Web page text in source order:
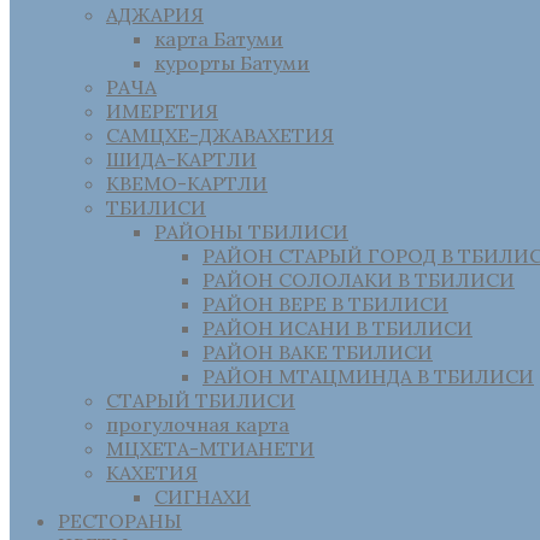
АДЖАРИЯ
карта Батуми
курорты Батуми
РАЧА
ИМЕРЕТИЯ
САМЦХЕ-ДЖАВАХЕТИЯ
ШИДА-КАРТЛИ
КВЕМО-КАРТЛИ
ТБИЛИСИ
РАЙОНЫ ТБИЛИСИ
РАЙОН СТАРЫЙ ГОРОД В
РАЙОН СОЛОЛАКИ В ТБИЛИСИ
РАЙОН ВЕРЕ В ТБИЛИСИ
РАЙОН ИСАНИ В ТБИЛИСИ
РАЙОН ВАКЕ ТБИЛИСИ
РАЙОН МТАЦМИНДА В ТБИЛИСИ
СТАРЫЙ ТБИЛИСИ
прогулочная карта
МЦХЕТА-МТИАНЕТИ
КАХЕТИЯ
СИГНАХИ
РЕСТОРАНЫ